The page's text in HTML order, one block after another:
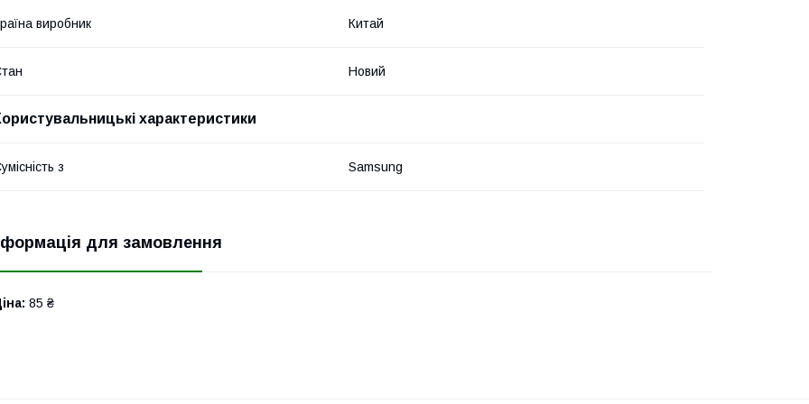
виробник Китай
Новий
характеристики
з Samsung
для замовлення
85 ₴